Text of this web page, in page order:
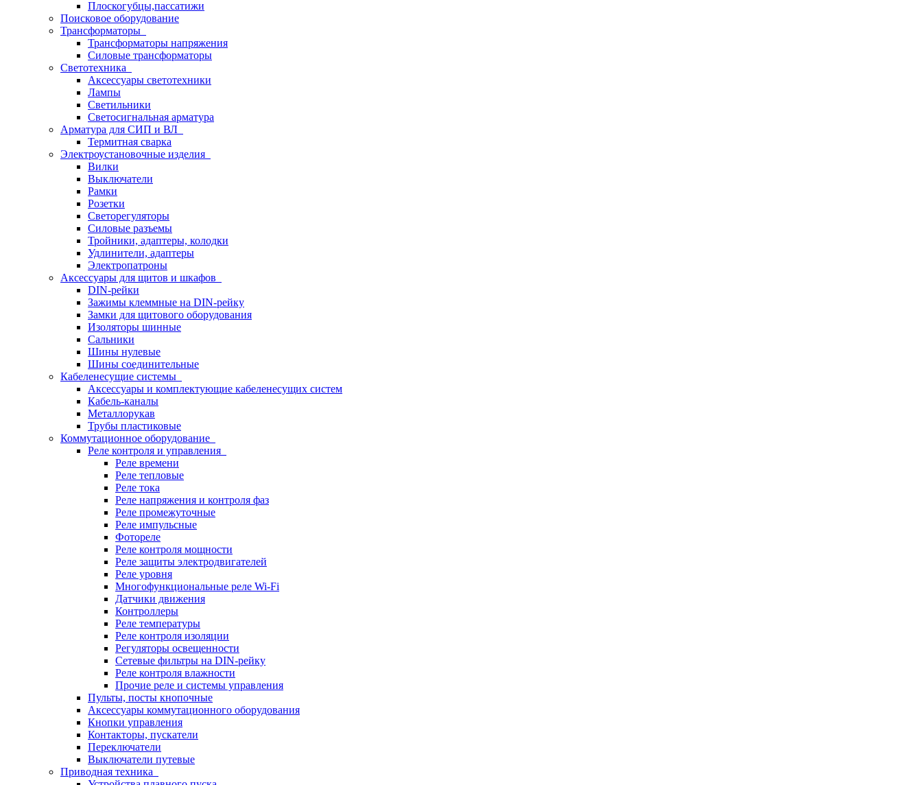
Плоскогубцы,пассатижи
Поисковое оборудование
Трансформаторы
Трансформаторы напряжения
Силовые трансформаторы
Светотехника
Аксессуары светотехники
Лампы
Светильники
Светосигнальная арматура
Арматура для СИП и ВЛ
Термитная сварка
Электроустановочные изделия
Вилки
Выключатели
Рамки
Розетки
Светорегуляторы
Силовые разъемы
Тройники, адаптеры, колодки
Удлинители, адаптеры
Электропатроны
Аксессуары для щитов и шкафов
DIN-рейки
Зажимы клеммные на DIN-рейку
Замки для щитового оборудования
Изоляторы шинные
Сальники
Шины нулевые
Шины соединительные
Кабеленесущие системы
Аксессуары и комплектующие кабеленесущих систем
Кабель-каналы
Металлорукав
Трубы пластиковые
Коммутационное оборудование
Реле контроля и управления
Реле времени
Реле тепловые
Реле тока
Реле напряжения и контроля фаз
Реле промежуточные
Реле импульсные
Фотореле
Реле контроля мощности
Реле защиты электродвигателей
Реле уровня
Многофункциональные реле Wi-Fi
Датчики движения
Контроллеры
Реле температуры
Реле контроля изоляции
Регуляторы освещенности
Сетевые фильтры на DIN-рейку
Реле контроля влажности
Прочие реле и системы управления
Пульты, посты кнопочные
Аксессуары коммутационного оборудования
Кнопки управления
Контакторы, пускатели
Переключатели
Выключатели путевые
Приводная техника